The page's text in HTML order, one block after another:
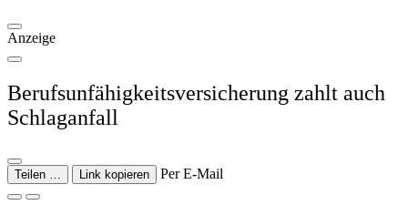
Anzeige
Berufsunfähigkeitsversicherung zahlt auch
Schlaganfall
Teilen … Link kopieren Per E-Mail